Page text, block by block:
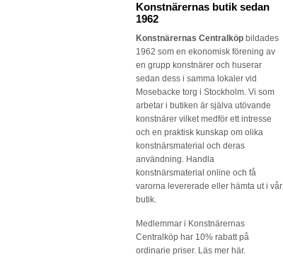
Konstnärernas butik sedan
1962
Konstnärernas Centralköp bildades
1962 som en ekonomisk förening av
en grupp konstnärer och huserar
sedan dess i samma lokaler vid
Mosebacke torg i Stockholm. Vi som
arbetar i butiken är själva utövande
konstnärer vilket medför ett intresse
och en praktisk kunskap om olika
konstnärsmaterial och deras
användning. Handla
konstnärsmaterial online och få
varorna levererade eller hämta ut i vår
butik.
Medlemmar i Konstnärernas
Centralköp har 10% rabatt på
ordinarie priser. Läs mer här.